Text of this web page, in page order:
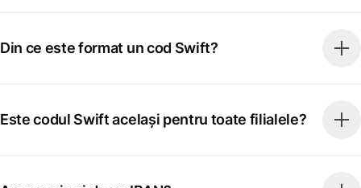
Din ce este format un cod Swift?
Este codul Swift același pentru toate filialele?